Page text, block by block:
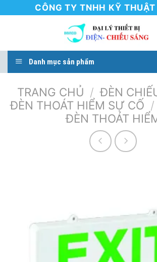
CÔNG TY TNHH KỸ
Danh mục sản phẩm
TRANG CHỦ / ĐÈN
ĐÈN THOÁT HIỂM SỰ CỐ /
ĐÈN THOÁT